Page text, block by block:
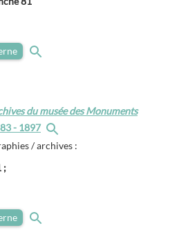
du musée des Monuments
- 1897
/ archives :
;